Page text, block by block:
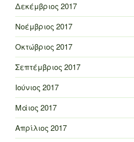
Δεκέμβριος 2017
Νοέμβριος 2017
Οκτώβριος 2017
Σεπτέμβριος 2017
Ιούνιος 2017
Μάιος 2017
Απρίλιος 2017